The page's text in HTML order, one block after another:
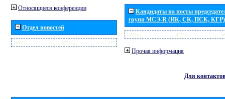
Относящиеся конференции
Отдел новостей
Кандидаты на посты
групп МСЭ-R (ИК, СК, ПСК, КГР)
Прочая информация
Для контактов